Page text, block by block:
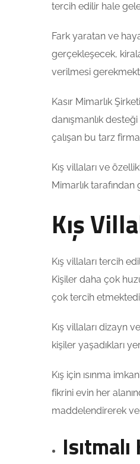
tercih edilir hale
Fark yaratan ve
gerçekleşecek,
verilmesi
Kasır Mimarlık
danışmanlık
çalışan bu tarz
Kış villaları ve
Mimarlık
Kış
Kış villaları tercih
Kişiler daha çok
çok tercih
Kış villaları dizayn
kişiler yaşadıkları
Kış için ısınma
fikrini evin her
maddelendirerek